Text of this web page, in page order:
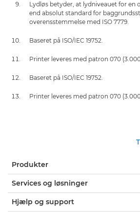
Lydløs betyder, at lydniveauet for en
end absolut standard for
overensstemmelse med ISO 7779.
Baseret på ISO/IEC 19752.
Printer leveres med patron 070
Baseret på ISO/IEC 19752.
Printer leveres med patron 070
Produkter
Services og løsninger
Hjælp og support